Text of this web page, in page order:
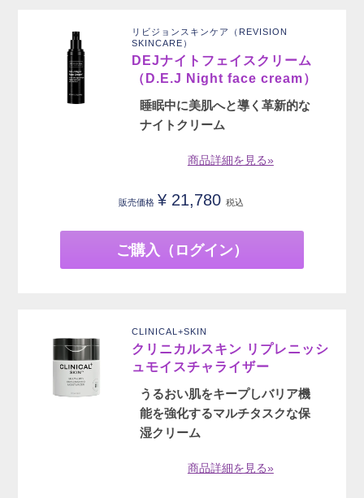
リビジョンスキンケア（REVISION
SKINCARE）
DEJナイトフェイスクリーム
（D.E.J Night face cream）
睡眠中に美肌へと導く革新的な
ナイトクリーム
商品詳細を見る»
販売価格 ¥ 21,780 税込
ご購入（ログイン）
CLINICAL+SKIN
クリニカルスキン リプレニッシ
ュモイスチャライザー
うるおい肌をキープしバリア機
能を強化するマルチタスクな保
湿クリーム
商品詳細を見る»